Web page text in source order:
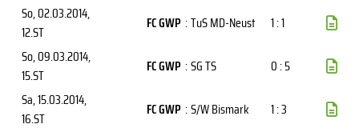
So, 02.03.2014,
12.ST
FC GWP :TuS MD-Neust
1 : 1
So, 09.03.2014,
15.ST
FC GWP :SG TS
0 : 5
Sa, 15.03.2014,
16.ST
FC GWP :S/W Bismark
1 : 3